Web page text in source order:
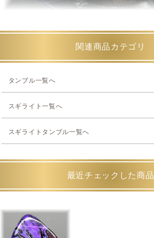
関連商品カテゴリ
タンブル一覧へ
スギライト一覧へ
スギライトタンブル一覧へ
最近チェックした商品